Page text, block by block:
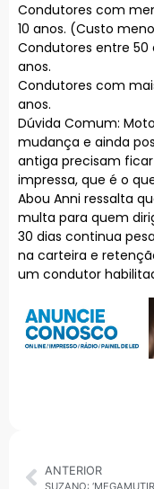
Condutores com
10 anos. (Custo
Condutores entre 50
anos.
Condutores com
anos.
Dúvida Comum:
mudança e ainda
antiga precisam
impressa, que é o
Abou Anni ressalta
multa para quem
30 dias continua
na carteira e
um condutor
ANTERIOR